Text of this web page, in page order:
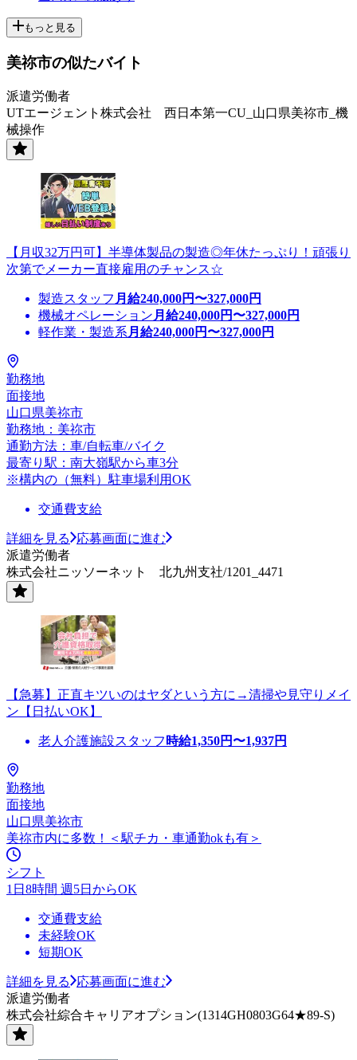
もっと見る
美祢市の似たバイト
派遣労働者
UTエージェント株式会社 西日本第一CU_山口県美祢市_機
械操作
【月収32万円可】半導体製品の製造◎年休たっぷり！頑張り
次第でメーカー直接雇用のチャンス☆
製造スタッフ 月給240,000円〜327,000円
機械オペレーション 月給240,000円〜327,000円
軽作業・製造系 月給240,000円〜327,000円
勤務地
面接地
山口県美祢市
勤務地：美祢市
通勤方法：車/自転車/バイク
最寄り駅：南大嶺駅から車3分
※構内の（無料）駐車場利用OK
交通費支給
詳細を見る
応募画面に進む
派遣労働者
株式会社ニッソーネット 北九州支社/1201_4471
【急募】正直キツいのはヤダという方に→清掃や見守りメイ
ン【日払いOK】
老人介護施設スタッフ 時給1,350円〜1,937円
勤務地
面接地
山口県美祢市
美祢市内に多数！＜駅チカ・車通勤okも有＞
シフト
1日8時間 週5日からOK
交通費支給
未経験OK
短期OK
詳細を見る
応募画面に進む
派遣労働者
株式会社綜合キャリアオプション(1314GH0803G64★89-S)